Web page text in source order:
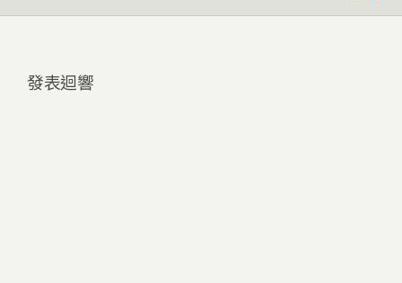
發表迴響